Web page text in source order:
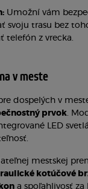
Umožní vám
svoju trasu bez
telefón z vrecka.
v meste
dospelých v
prvok.
LED
mestskej
kotúčové
a spoľahlivosť za